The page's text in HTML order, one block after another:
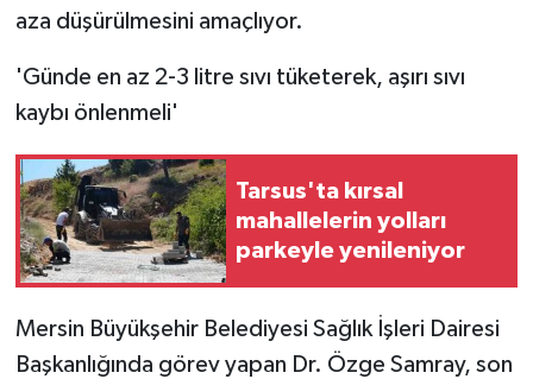
aza düşürülmesini amaçlıyor.
'Günde en az 2-3 litre sıvı tüketerek, aşırı sıvı
kaybı önlenmeli'
Tarsus'ta kırsal
mahallelerin yolları
parkeyle yenileniyor
Mersin Büyükşehir Belediyesi Sağlık İşleri Dairesi
Başkanlığında görev yapan Dr. Özge Samray, son